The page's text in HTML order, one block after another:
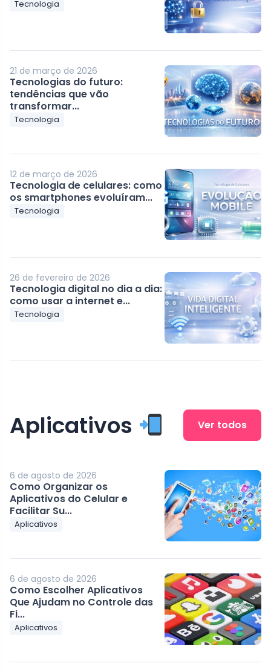
Tecnologia
21 de março de 2026
Tecnologias do futuro:
tendências que vão
transformar...
Tecnologia
12 de março de 2026
Tecnologia de celulares: como
os smartphones evoluíram...
Tecnologia
26 de fevereiro de 2026
Tecnologia digital no dia a dia:
como usar a internet e...
Tecnologia
Aplicativos Ver todos
6 de agosto de 2026
Como Organizar os
Aplicativos do Celular e
Facilitar Su...
Aplicativos
6 de agosto de 2026
Como Escolher Aplicativos
Que Ajudam no Controle das
Fi...
Aplicativos